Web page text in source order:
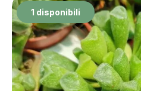
1 disponibili